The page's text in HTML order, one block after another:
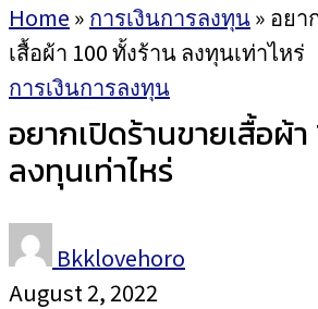
Home » การเงินการลงทุน» อยา
เสื้อผ้า 100 ทั้งร้าน ลงทุนเท่าไหร่
การเงินการลงทุน
อยากเปิดร้านขายเสื้อผ้
ลงทุนเท่าไหร่
Bkklovehoro
August 2, 2022